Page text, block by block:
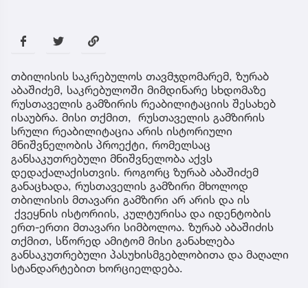
თბილისის საკრებულოს თავმჯდომარემ, ზურაბ
აბაშიძემ, საკრებულოში მიმდინარე სხდომაზე
რუსთაველის გამზირის რეაბილიტაციის შესახებ
ისაუბრა. მისი თქმით, რუსთაველის გამზირის
სრული რეაბილიტაცია არის ისტორიული
მნიშვნელობის პროექტი, რომელსაც
განსაკუთრებული მნიშვნელობა აქვს
დედაქალაქისთვის. როგორც ზურაბ აბაშიძემ
განაცხადა, რუსთაველის გამზირი მხოლოდ
თბილისის მთავარი გამზირი არ არის და ის
ქვეყნის ისტორიის, კულტურისა და იდენტობის
ერთ-ერთი მთავარი სიმბოლოა. ზურაბ აბაშიძის
თქმით, სწორედ ამიტომ მისი განახლება
განსაკუთრებული პასუხისმგებლობითა და მაღალი
სტანდარტებით ხორციელდება.